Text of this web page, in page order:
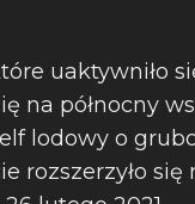
uaktywniło
na północny
lodowy o
rozszerzyło się